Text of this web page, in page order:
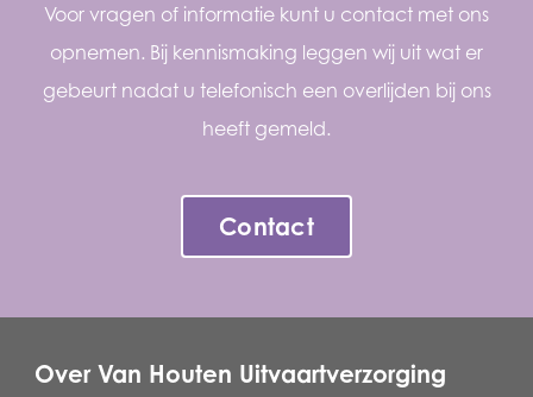
Voor vragen of informatie kunt u contact met ons
opnemen. Bij kennismaking leggen wij uit wat er
gebeurt nadat u telefonisch een overlijden bij ons
heeft gemeld.
Contact
Over Van Houten Uitvaartverzorging